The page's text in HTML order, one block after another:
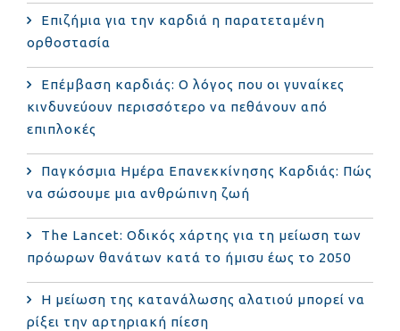
Επιζήμια για την καρδιά η παρατεταμένη
ορθοστασία
Επέμβαση καρδιάς: Ο λόγος που οι γυναίκες
κινδυνεύουν περισσότερο να πεθάνουν από
επιπλοκές
Παγκόσμια Ημέρα Επανεκκίνησης Καρδιάς: Πώς
να σώσουμε μια ανθρώπινη ζωή
The Lancet: Οδικός χάρτης για τη μείωση των
πρόωρων θανάτων κατά το ήμισυ έως το 2050
Η μείωση της κατανάλωσης αλατιού μπορεί να
ρίξει την αρτηριακή πίεση